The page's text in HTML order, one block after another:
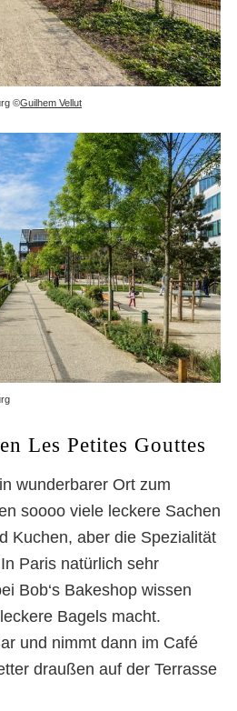
©Guilhem Vellut
Les Petites Gouttes
wunderbarer Ort zum
soooo viele leckere Sachen
Kuchen, aber die Spezialität
Paris natürlich sehr
Bob‘s Bakeshop wissen
Bagels macht.
und nimmt dann im Café
draußen auf der Terrasse